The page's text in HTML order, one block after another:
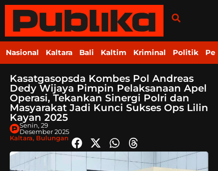
Nasional Kaltara Bali Kaltim Kriminal Politik
Kasatgasopsda Kombes Pol Andreas
Dedy Wijaya Pimpin Pelaksanaan Apel
Operasi, Tekankan Sinergi Polri dan
Masyarakat Jadi Kunci Sukses Ops Lilin
Kayan 2025
Senin, 29
Desember 2025
Kaltara, Bulungan